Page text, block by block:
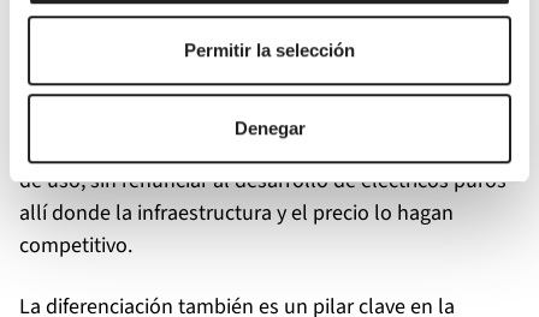
Permitir la selección
Denegar
ofrece al cliente lo mejor de los dos mundos:
eficiencia, autonomía y una experiencia de conducción
muy satisfactoria”. En este sentido, defendió la
propuesta híbrida como solución inmediata para el
cliente europeo, tanto por coste como por experiencia
de uso, sin renunciar al desarrollo de eléctricos puros
allí donde la infraestructura y el precio lo hagan
competitivo.
La diferenciación también es un pilar clave en la